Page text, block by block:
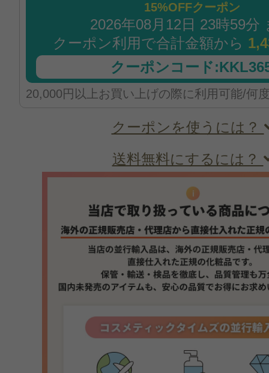
15%OFFクーポン
2026年08月12日 23時59分
クーポン利用で合計金額から
クーポンコード
20,000円以上お買い上げの際に利用可能/何
クーポンを使うには？
送料無料にするには？